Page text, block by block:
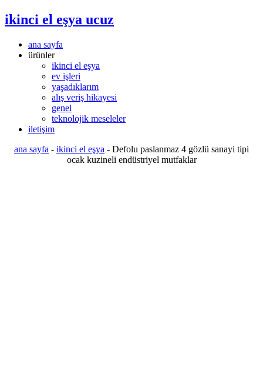
ikinci el eşya ucuz
ana sayfa
ürünler
ikinci el eşya
ev işleri
yaşadıklarım
alış veriş hikayesi
genel
teknolojik meseleler
iletişim
ana sayfa - ikinci el eşya - Defolu paslanmaz 4 gözlü sanayi tipi
ocak kuzineli endüstriyel mutfaklar